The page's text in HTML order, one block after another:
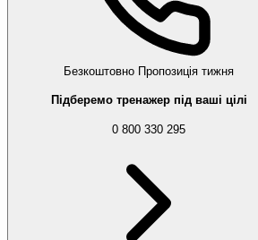
Безкоштовно Пропозиція тижня
Підберемо тренажер під ваші цілі
0 800 330 295